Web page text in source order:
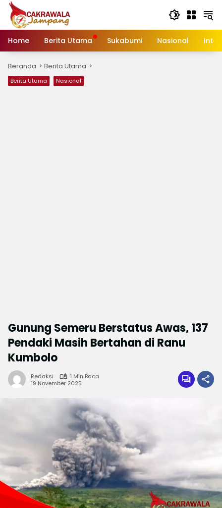
Langsung
konten
Home
Berita Utama Sukabumi Nasional
Beranda Berita Utama
Berita Utama Nasional
Gunung Semeru Berstatus Awas, 137
Pendaki Masih Bertahan di Ranu
Kumbolo
Redaksi
1 Min Baca
19 November 2025